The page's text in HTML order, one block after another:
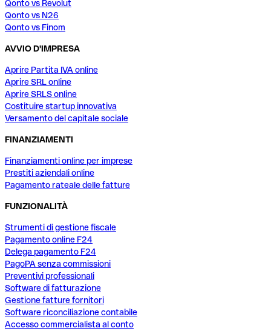
Qonto vs Revolut
Qonto vs N26
Qonto vs Finom
AVVIO D'IMPRESA
Aprire Partita IVA online
Aprire SRL online
Aprire SRLS online
Costituire startup innovativa
Versamento del capitale sociale
FINANZIAMENTI
Finanziamenti online per imprese
Prestiti aziendali online
Pagamento rateale delle fatture
FUNZIONALITÀ
Strumenti di gestione fiscale
Pagamento online F24
Delega pagamento F24
PagoPA senza commissioni
Preventivi professionali
Software di fatturazione
Gestione fatture fornitori
Software riconciliazione contabile
Accesso commercialista al conto